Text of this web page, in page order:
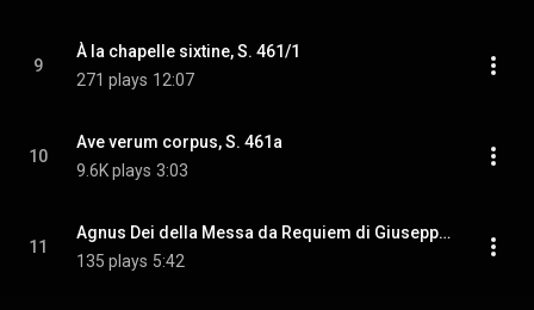
9
À la chapelle sixtine, S. 461/1
271 plays 12:07
10
Ave verum corpus, S. 461a
9.6K plays 3:03
11
Agnus Dei della Messa da Requiem di Giuseppe Verdi, S. 437
135 plays 5:42